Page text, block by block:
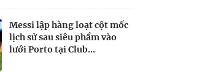
Messi lập hàng loạt cột mốc
lịch sử sau siêu phẩm vào
lưới Porto tại Club...